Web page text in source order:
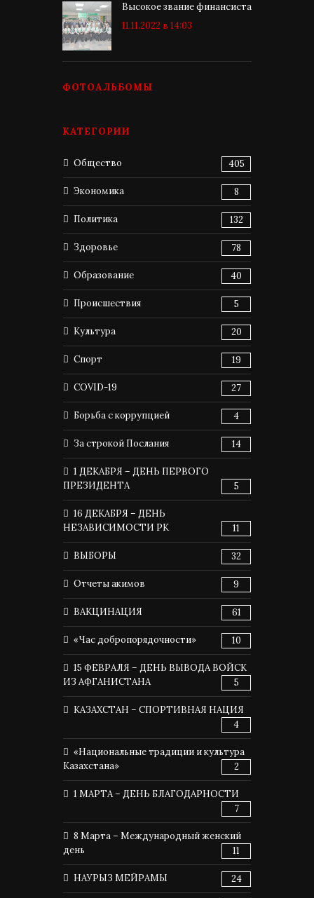
Высокое звание финансиста
11.11.2022 в 14:03
ФОТОАЛЬБОМЫ
КАТЕГОРИИ
Общество 405
Экономика 8
Политика 132
Здоровье 78
Образование 40
Происшествия 5
Культура 20
Спорт 19
COVID-19 27
Борьба с коррупцией 4
За строкой Послания 14
1 ДЕКАБРЯ – ДЕНЬ ПЕРВОГО
ПРЕЗИДЕНТА
5
16 ДЕКАБРЯ – ДЕНЬ
НЕЗАВИСИМОСТИ РК
11
ВЫБОРЫ 32
Отчеты акимов 9
ВАКЦИНАЦИЯ 61
«Час добропорядочности» 10
15 ФЕВРАЛЯ – ДЕНЬ ВЫВОДА ВОЙСК
ИЗ АФГАНИСТАНА
5
КАЗАХСТАН – СПОРТИВНАЯ НАЦИЯ
4
«Национальные традиции и культура
Казахстана»
2
1 МАРТА – ДЕНЬ БЛАГОДАРНОСТИ
7
8 Марта – Международный женский
день
11
НАУРЫЗ МЕЙРАМЫ 24